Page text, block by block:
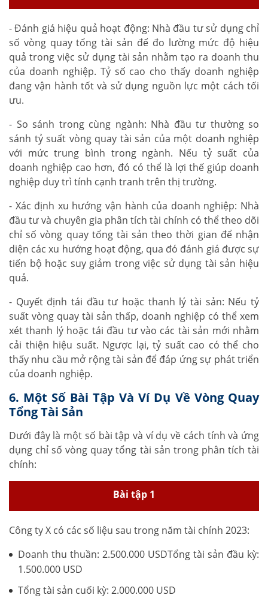
- Đánh giá hiệu quả hoạt động: Nhà đầu tư sử dụng chỉ
số vòng quay tổng tài sản để đo lường mức độ hiệu
quả trong việc sử dụng tài sản nhằm tạo ra doanh thu
của doanh nghiệp. Tỷ số cao cho thấy doanh nghiệp
đang vận hành tốt và sử dụng nguồn lực một cách tối
ưu.
- So sánh trong cùng ngành: Nhà đầu tư thường so
sánh tỷ suất vòng quay tài sản của một doanh nghiệp
với mức trung bình trong ngành. Nếu tỷ suất của
doanh nghiệp cao hơn, đó có thể là lợi thế giúp doanh
nghiệp duy trì tính cạnh tranh trên thị trường.
- Xác định xu hướng vận hành của doanh nghiệp: Nhà
đầu tư và chuyên gia phân tích tài chính có thể theo dõi
chỉ số vòng quay tổng tài sản theo thời gian để nhận
diện các xu hướng hoạt động, qua đó đánh giá được sự
tiến bộ hoặc suy giảm trong việc sử dụng tài sản hiệu
quả.
- Quyết định tái đầu tư hoặc thanh lý tài sản: Nếu tỷ
suất vòng quay tài sản thấp, doanh nghiệp có thể xem
xét thanh lý hoặc tái đầu tư vào các tài sản mới nhằm
cải thiện hiệu suất. Ngược lại, tỷ suất cao có thể cho
thấy nhu cầu mở rộng tài sản để đáp ứng sự phát triển
của doanh nghiệp.
6. Một Số Bài Tập Và Ví Dụ Về Vòng Quay
Tổng Tài Sản
Dưới đây là một số bài tập và ví dụ về cách tính và ứng
dụng chỉ số vòng quay tổng tài sản trong phân tích tài
chính:
Bài tập 1
Công ty X có các số liệu sau trong năm tài chính 2023:
Doanh thu thuần: 2.500.000 USDTổng tài sản đầu kỳ:
1.500.000 USD
Tổng tài sản cuối kỳ: 2.000.000 USD